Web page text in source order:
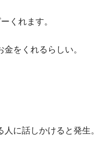
くれます。
をくれるらしい。
に話しかけると発生。